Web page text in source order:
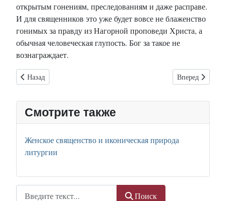
Поиск
Поиск
открытым гонениям, преследованиям и даже расправе.
И для священников это уже будет вовсе не блаженство
гонимых за правду из Нагорной проповеди Христа, а
обычная человеческая глупость. Бог за такое не
вознаграждает.
Предыдущий: Секс «по-божески»: интервью с отцом Ксаверием
Назад Следующий:
Вперед
Смотрите также
Женское священство и иконическая природа
литургии